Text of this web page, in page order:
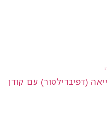
(דפיברילטור) עם קודן